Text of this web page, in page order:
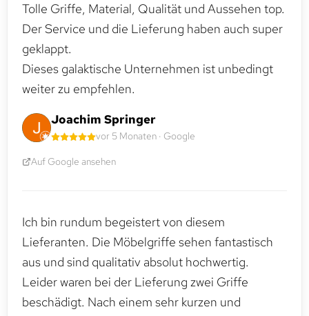
Tolle Griffe, Material, Qualität und Aussehen top.
Der Service und die Lieferung haben auch super
geklappt.
Dieses galaktische Unternehmen ist unbedingt
weiter zu empfehlen.
Joachim Springer
vor 5 Monaten · Google
Auf Google ansehen
Ich bin rundum begeistert von diesem
Lieferanten. Die Möbelgriffe sehen fantastisch
aus und sind qualitativ absolut hochwertig.
Leider waren bei der Lieferung zwei Griffe
beschädigt. Nach einem sehr kurzen und